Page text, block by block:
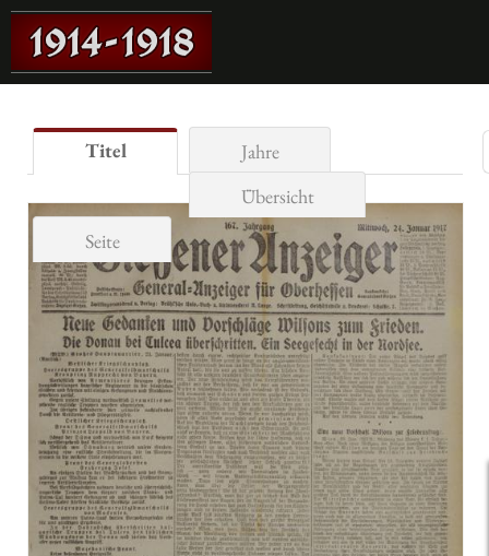
Titel
Jahre
Übersicht
Seite